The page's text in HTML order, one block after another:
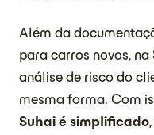
Além da
para carros novos,
análise de risco do
mesma forma. Com
Suhai é simplificado